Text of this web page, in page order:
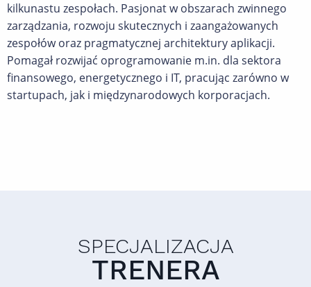
kilkunastu zespołach. Pasjonat w obszarach zwinnego
zarządzania, rozwoju skutecznych i zaangażowanych
zespołów oraz pragmatycznej architektury aplikacji.
Pomagał rozwijać oprogramowanie m.in. dla sektora
finansowego, energetycznego i IT, pracując zarówno w
startupach, jak i międzynarodowych korporacjach.
SPECJALIZACJA
TRENERA